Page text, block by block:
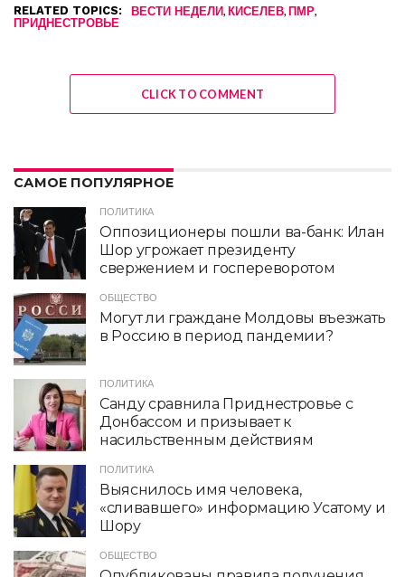
RELATED TOPICS: ВЕСТИ НЕДЕЛИ, КИСЕЛЕВ, ПМР,
ПРИДНЕСТРОВЬЕ
CLICK TO COMMENT
САМОЕ ПОПУЛЯРНОЕ
ПОЛИТИКА
Оппозиционеры пошли ва-банк: Илан
Шор угрожает президенту
свержением и госпереворотом
ОБЩЕСТВО
Могут ли граждане Молдовы въезжать
в Россию в период пандемии?
ПОЛИТИКА
Санду сравнила Приднестровье с
Донбассом и призывает к
насильственным действиям
ПОЛИТИКА
Выяснилось имя человека,
«сливавшего» информацию Усатому и
Шору
ОБЩЕСТВО